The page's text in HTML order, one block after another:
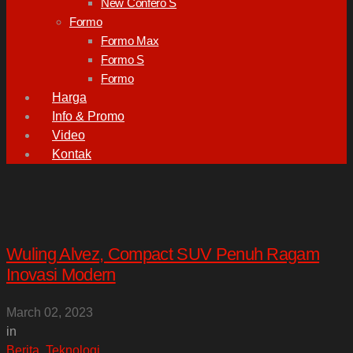
New Confero S
Formo
Formo Max
Formo S
Formo
Harga
Info & Promo
Video
Kontak
Wuling Alvez, Compact SUV Penuh Ragam
Inovasi Modern
March 02, 2023
in
Berita Teknologi